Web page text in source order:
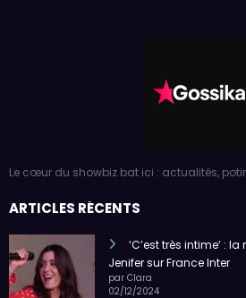
Le cœur du showbiz bat ici : actualités,
ARTICLES RÉCENTS
‘C’est très intime’ :
Jenifer sur France Inter
par Clara
02/12/2024